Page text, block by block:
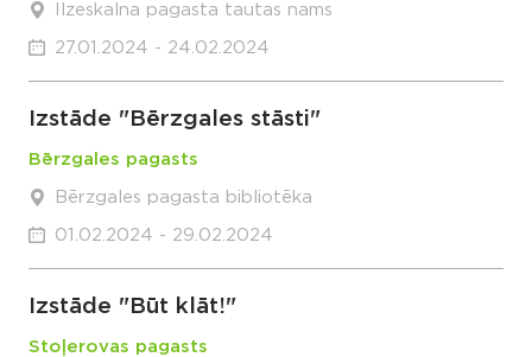
Ilzeskalna pagasta tautas nams
27.01.2024 - 24.02.2024
Izstāde "Bērzgales stāsti"
Bērzgales pagasts
Bērzgales pagasta bibliotēka
01.02.2024 - 29.02.2024
Izstāde "Būt klāt!"
Stoļerovas pagasts